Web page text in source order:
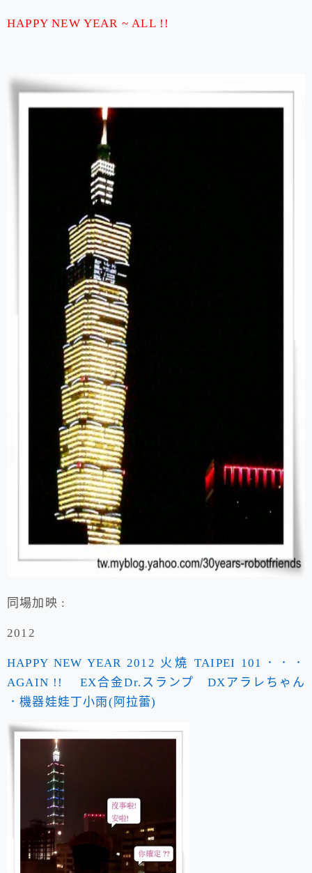
HAPPY NEW YEAR ~ ALL !!
同場加映 :
2012
HAPPY NEW YEAR 2012 火燒 TAIPEI 101．．．
AGAIN !! EX合金Dr.スランプ DXアラレちゃん
．機器娃娃丁小雨(阿拉蕾)